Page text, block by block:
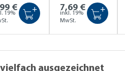
€
19%
+ 7,69 €
inkl. 19%
MwSt.
+
ausgezeichnet